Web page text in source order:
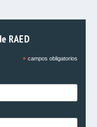
RAED
*campos obligatorios